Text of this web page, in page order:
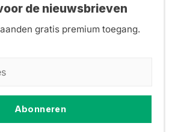
de nieuwsbrieven
gratis premium toegang.
Abonneren